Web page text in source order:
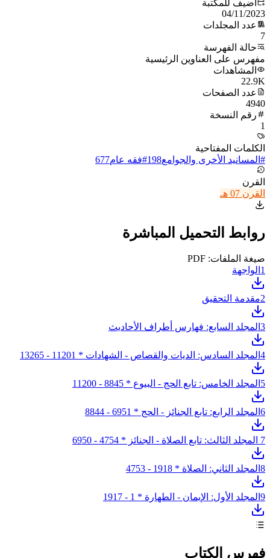
أُضيف للمكتبة
04/11/2023
عدد المجلدات
7
حالة الفهرسة
مفهرس على العناوين الرئيسية
المشاهدات
22.9K
عدد الصفحات
4940
رقم النسخة
1
الكلمات المفتاحية
# المسانيد الأخرى والجوامع198
#فقه عام677
القرن
القرن 07 هـ
روابط التحميل المباشرة
صيغة الملفات: PDF
1 الواجهة
2مقدمة التحقيق
3 المجلد السابع: فهارس أطراف الأحاديث
4 المجلد السادس: الديات والقصاص - الشهادات * 11201 - 13265
5 المجلد الخامس: تابع الحج - البيوع * 8845 - 11200
6 المجلد الرابع: تابع الجنائز - الحج * 6951 - 8844
7 المجلد الثالث: تابع الصلاة - الجنائز * 4754 - 6950
8 المجلد الثاني: الصلاة * 1918 - 4753
9 المجلد الأول: الإيمان - الطهارة * 1 - 1917
فهرس الكتاب